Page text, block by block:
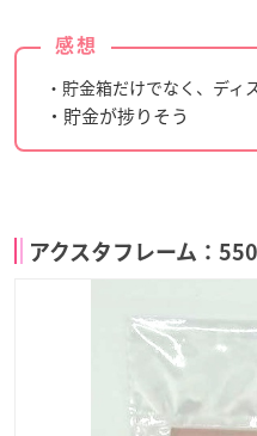
感想
・貯金箱だけでなく、ディ
・貯金が捗りそう
アクスタフレーム：